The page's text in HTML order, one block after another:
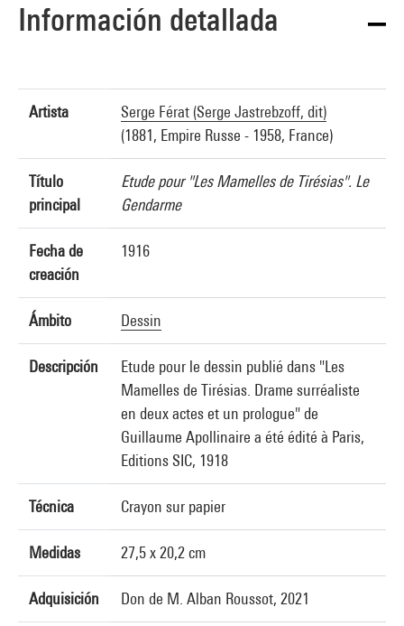
Información detallada
Artista
Serge Férat (Serge Jastrebzoff, dit)
(1881, Empire Russe - 1958, France)
Título
principal
Etude pour "Les Mamelles de Tirésias". Le
Gendarme
Fecha de
creación
1916
Ámbito Dessin
Descripción
Etude pour le dessin publié dans "Les
Mamelles de Tirésias. Drame surréaliste
en deux actes et un prologue" de
Guillaume Apollinaire a été édité à Paris,
Editions SIC, 1918
Técnica Crayon sur papier
Medidas 27,5 x 20,2 cm
Adquisición Don de M. Alban Roussot, 2021